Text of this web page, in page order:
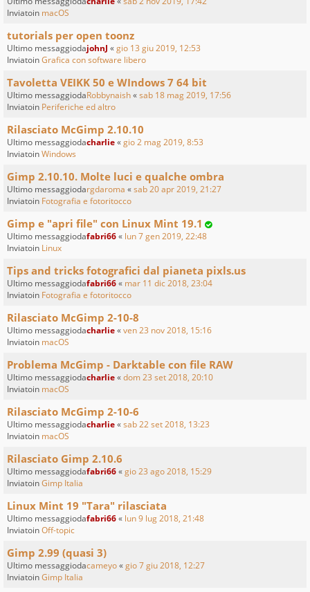
Inviatoin macOS
tutorials per open toonz
Ultimo messaggiodajohnJ «gio 13 giu 2019, 12:53
InviatoinGrafica con software libero
Tavoletta VEIKK 50 e WIndows 7 64 bit
Ultimo messaggiodaRobbynaish«sab 18 mag 2019, 17:56
Inviatoin Periferiche ed altro
Rilasciato McGimp 2.10.10
Ultimo messaggiodacharlie«gio 2 mag 2019, 8:53
InviatoinWindows
Gimp 2.10.10. Molte luci e qualche ombra
Ultimo messaggiodargdaroma «sab 20 apr 2019, 21:27
Inviatoin Fotografia e fotoritocco
Gimp e "apri file" con Linux Mint 19.1
Ultimo messaggiodafabri66« lun 7 gen 2019, 22:48
Inviatoin Linux
Tips and tricks fotografici dal pianeta pixls.us
Ultimo messaggiodafabri66« mar 11 dic 2018, 23:04
Inviatoin Fotografia e fotoritocco
Rilasciato McGimp 2-10-8
Ultimo messaggiodacharlie«ven 23 nov 2018, 15:16
Inviatoin macOS
Problema McGimp - Darktable con file RAW
Ultimo messaggiodacharlie«dom 23 set 2018, 20:10
Inviatoin macOS
Rilasciato McGimp 2-10-6
Ultimo messaggiodacharlie«sab 22 set 2018, 13:23
Inviatoin macOS
Rilasciato Gimp 2.10.6
Ultimo messaggiodafabri66«gio 23 ago 2018, 15:29
InviatoinGimp Italia
Linux Mint 19 "Tara" rilasciata
Ultimo messaggiodafabri66« lun 9 lug 2018, 21:48
InviatoinOff-topic
Gimp 2.99 (quasi 3)
Ultimo messaggiodacameyo«gio 7 giu 2018, 12:27
InviatoinGimp Italia